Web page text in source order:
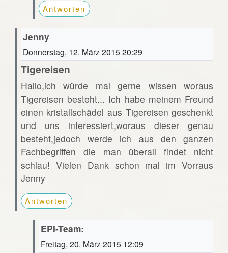
Antworten
Jenny
Donnerstag, 12. März 2015 20:29
Tigereisen
Hallo,ich würde mal gerne wissen woraus
Tigereisen besteht... Ich habe meinem Freund
einen kristallschädel aus Tigereisen geschenkt
und uns interessiert,woraus dieser genau
besteht,jedoch werde ich aus den ganzen
Fachbegriffen die man überall findet nicht
schlau! Vielen Dank schon mal im Vorraus
Jenny
Antworten
EPI-Team:
Freitag, 20. März 2015 12:09